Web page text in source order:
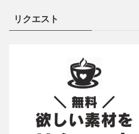
リクエスト